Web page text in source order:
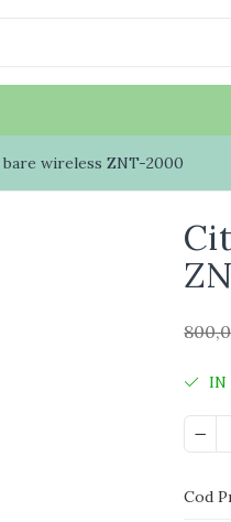
wireless ZNT-2000
IN
Cod